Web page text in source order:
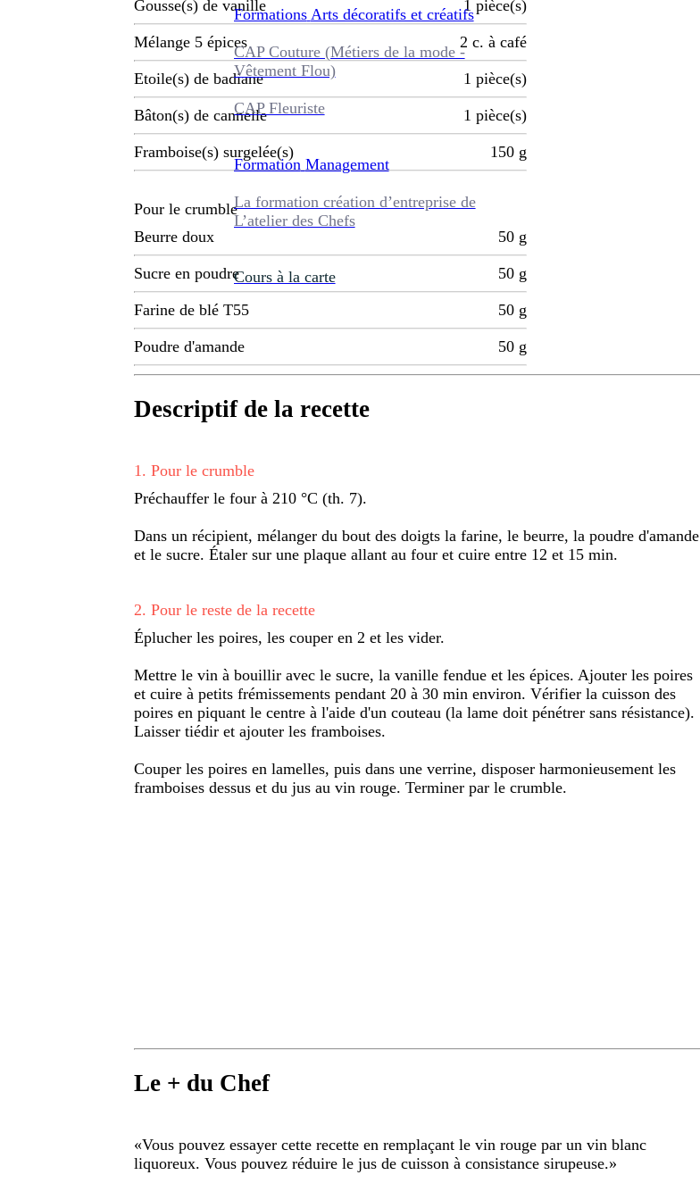
Formations Arts décoratifs et créatifs
CAP Couture (Métiers de la mode -
Vêtement Flou)
CAP Fleuriste
Formation Management
La formation création d’entreprise de
L’atelier des Chefs
Cours à la carte
Gousse(s) de vanille 1 pièce(s)
Mélange 5 épices 2 c. à café
Etoile(s) de badiane 1 pièce(s)
Bâton(s) de cannelle 1 pièce(s)
Framboise(s) surgelée(s) 150 g
Pour le crumble
Beurre doux
50 g
Sucre en poudre 50 g
Farine de blé T55 50 g
Poudre d'amande 50 g
Descriptif de la recette
1 . Pour le crumble
Préchauffer le four à 210 °C (th. 7).
Dans un récipient, mélanger du bout des doigts la farine, le beurre, la poudre d'amande
et le sucre. Étaler sur une plaque allant au four et cuire entre 12 et 15 min.
2. Pour le reste de la recette
Éplucher les poires, les couper en 2 et les vider.
Mettre le vin à bouillir avec le sucre, la vanille fendue et les épices. Ajouter les poires
et cuire à petits frémissements pendant 20 à 30 min environ. Vérifier la cuisson des
poires en piquant le centre à l'aide d'un couteau (la lame doit pénétrer sans résistance).
Laisser tiédir et ajouter les framboises.
Couper les poires en lamelles, puis dans une verrine, disposer harmonieusement les
framboises dessus et du jus au vin rouge. Terminer par le crumble.
Le + du Chef
«Vous pouvez essayer cette recette en remplaçant le vin rouge par un vin blanc
liquoreux. Vous pouvez réduire le jus de cuisson à consistance sirupeuse.»